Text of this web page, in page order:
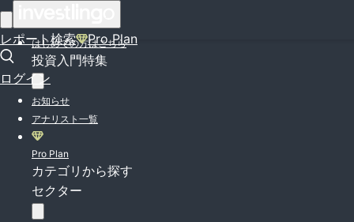
レポート検索 Pro Plan
ログイン
はじめての方はこちら
投資入門特集
お知らせ
アナリスト一覧
Pro Plan
カテゴリから探す
セクター